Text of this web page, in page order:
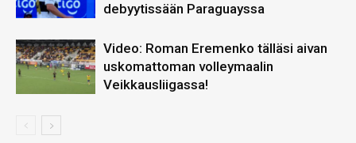
debyytissään Paraguayssa
Video: Roman Eremenko tälläsi aivan
uskomattoman volleymaalin
Veikkausliigassa!